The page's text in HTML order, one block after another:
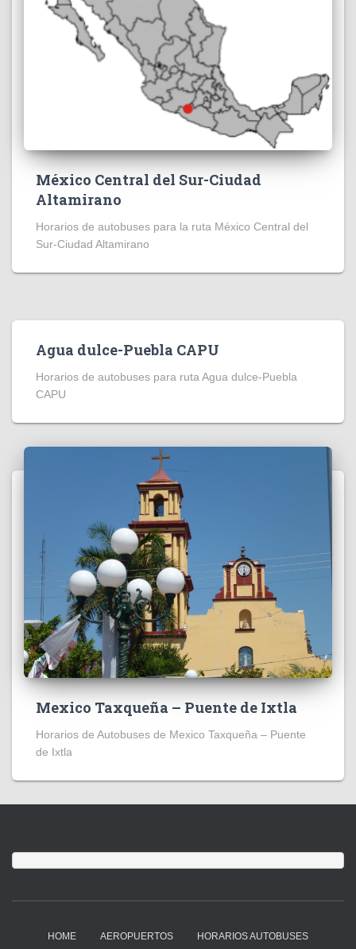
México Central del Sur-Ciudad
Altamirano
Horarios de autobuses para la ruta México Central del
Sur-Ciudad Altamirano
Agua dulce-Puebla CAPU
Horarios de autobuses para ruta Agua dulce-Puebla
CAPU
Mexico Taxqueña – Puente de Ixtla
Horarios de Autobuses de Mexico Taxqueña – Puente
de Ixtla
HOME AEROPUERTOS HORARIOS AUTOBUSES